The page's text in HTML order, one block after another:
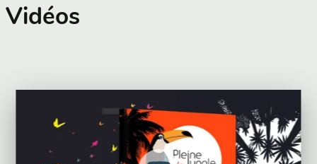
Vidéos